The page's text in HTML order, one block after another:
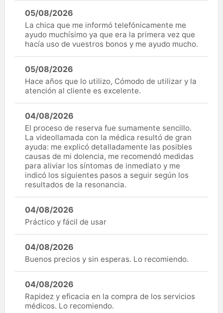
05/08/2026
La chica que me informó telefónicamente me
ayudo muchísimo ya que era la primera vez que
hacía uso de vuestros bonos y me ayudo mucho.
05/08/2026
Hace años que lo utilizo, Cómodo de utilizar y la
atención al cliente es excelente.
04/08/2026
El proceso de reserva fue sumamente sencillo.
La videollamada con la médica resultó de gran
ayuda: me explicó detalladamente las posibles
causas de mi dolencia, me recomendó medidas
para aliviar los síntomas de inmediato y me
indicó los siguientes pasos a seguir según los
resultados de la resonancia.
04/08/2026
Práctico y fácil de usar
04/08/2026
Buenos precios y sin esperas. Lo recomiendo.
04/08/2026
Rapidez y eficacia en la compra de los servicios
médicos. Lo recomiendo.